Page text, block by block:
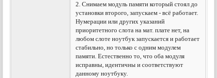
2. Снимаем модуль памяти который стоял до
установки второго, запускаем - всё работает.
Нумерации или других указаний
приоритетного слота на мат. плате нет, на
любом слоте ноутбук запускается и работает
стабильно, но только с одним модулем
памяти. Естественно то, что оба модуля
исправны, идентичны и соответствуют
данному ноутбуку.